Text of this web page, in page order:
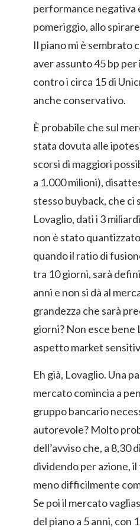
performance negativa
pomeriggio, allo
Il piano mi è sembrato
aver assunto 45 bp
contro i circa 15 di
anche conservativo.
È probabile che sul
stata dovuta alle
scorsi di maggiori
a 1.000 milioni),
stesso buyback, che ci
Lovaglio, dati i 3
non è stato
quando il ratio di
tra 10 giorni, sarà
anni e non si dà al
grandezza che sarà
giorni? Non esce bene
aspetto market
Eh già, Lovaglio. Una
mercato comincia a
gruppo bancario
autorevole? Molto
dell’avviso che, a 8,30
dividendo per azione,
meno difficilmente
Se poi il mercato
del piano a 5 anni, con